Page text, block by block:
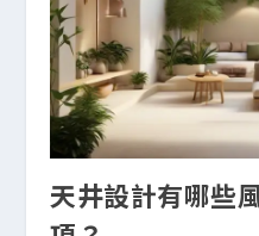
天井設計有哪些